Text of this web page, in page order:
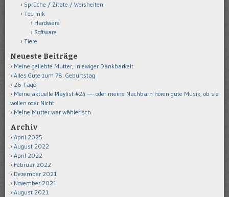
Sprüche / Zitate / Weisheiten
Technik
Hardware
Software
Tiere
Neueste Beiträge
Meine geliebte Mutter, in ewiger Dankbarkeit
Alles Gute zum 78. Geburtstag
26 Tage
Meine aktuelle Playlist #24 —- oder meine Nachbarn hören gute Musik, ob sie
wollen oder Nicht
Meine Mutter war wählerisch
Archiv
April 2025
August 2022
April 2022
Februar 2022
Dezember 2021
November 2021
August 2021